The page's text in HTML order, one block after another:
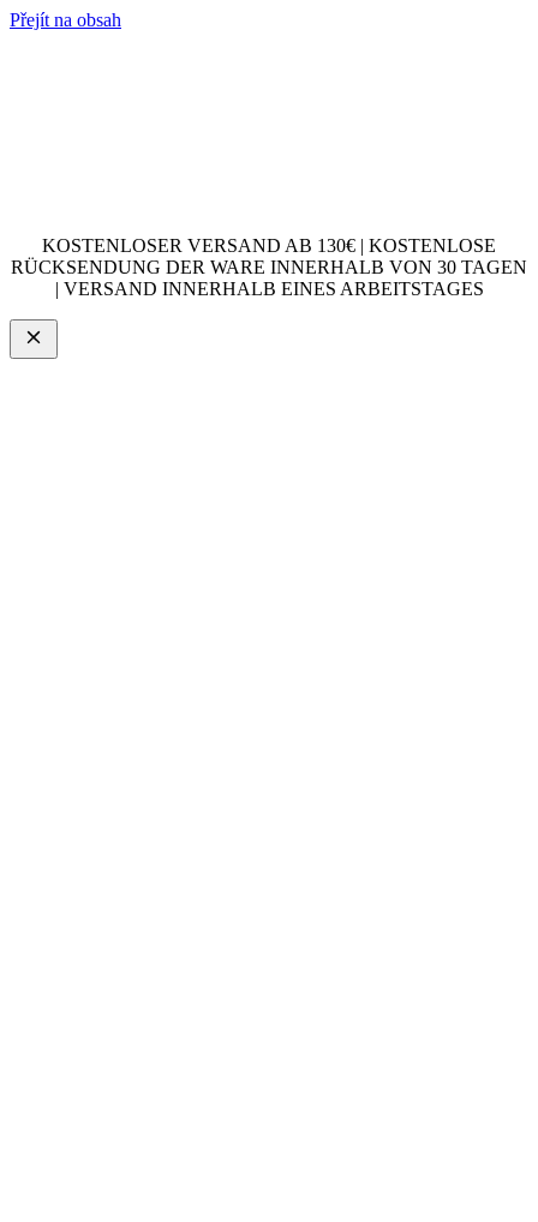
Přejít na obsah
KOSTENLOSER VERSAND AB 130€ | KOSTENLOSE
RÜCKSENDUNG DER WARE INNERHALB VON 30 TAGEN
| VERSAND INNERHALB EINES ARBEITSTAGES